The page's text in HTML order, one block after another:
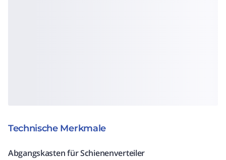
Technische Merkmale
Abgangskasten für Schienenverteiler